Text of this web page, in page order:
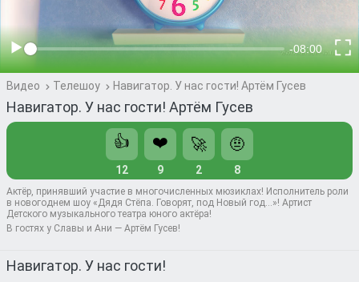
Видео Телешоу Навигатор. У нас гости! Артём Гусев
Навигатор. У нас гости! Артём Гусев
👍
12
❤️
9
🚀
2
🤨
8
Актёр, принявший участие в многочисленных мюзиклах! Исполнитель роли
в новогоднем шоу «Дядя Стёпа. Говорят, под Новый год…»! Артист
Детского музыкального театра юного актёра!
В гостях у Славы и Ани — Артём Гусев!
Навигатор. У нас гости!